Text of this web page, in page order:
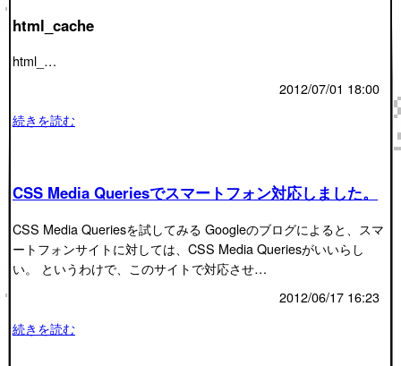
html_cache
html_…
2012/07/01 18:00
続きを読む
CSS Media Queriesでスマートフォン対応しました。
CSS Media Queriesを試してみる Googleのブログによると、スマ
ートフォンサイトに対しては、CSS Media Queriesがいいらし
い。 というわけで、このサイトで対応させ…
2012/06/17 16:23
続きを読む